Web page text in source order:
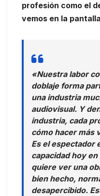
profesión como el
vemos en la
«Nuestra labor
doblaje forma
una industria
audiovisual. Y
industria, cada
cómo hacer más
Es el espectador
capacidad hoy
quiere ver una
bien hecho,
desapercibido.